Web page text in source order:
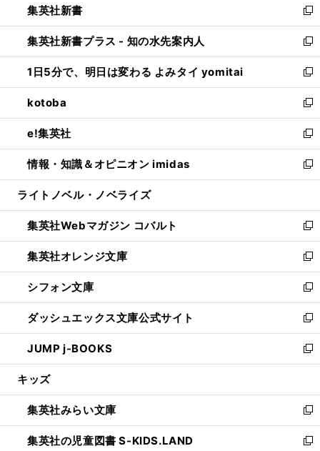
く
で
開
く
ィ
ン
ド
ウ
で
開
く
い
ウ
ィ
ン
ド
ウ
で
開
く
集英社新書
新
し
い
ウ
ィ
ン
ド
ウ
で
開
く
集英社新書プラス - 知の水先案内人
新
し
い
ウ
ィ
ン
ド
ウ
で
開
1日5分で、明日は変わる よみタイ yomitai
新
し
い
ウ
ィ
ン
ド
ウ
開
く
kotoba
新
し
い
ウ
ィ
ン
ウ
で
開
く
e!集英社
新
し
い
ウ
ン
ド
ウ
で
開
く
情報・知識＆オピニオン imidas
新
し
ウ
ィ
ン
ド
ウ
で
開
く
ライトノベル・ノベライズ
集英社Webマガジン コバルト
新
し
い
ウ
ィ
ン
ド
ウ
で
開
集英社オレンジ文庫
新
し
い
ウ
ィ
ン
ド
ウ
開
く
シフォン文庫
新
し
い
ウ
ィ
ン
ウ
で
開
く
ダッシュエックス文庫公式サイト
新
し
い
ウ
ン
ド
ウ
で
JUMP j-BOOKS
新
し
ウ
ィ
ン
ド
キッズ
集英社みらい文庫
新
し
い
集英社の児童図書 S-KIDS.LAND
新